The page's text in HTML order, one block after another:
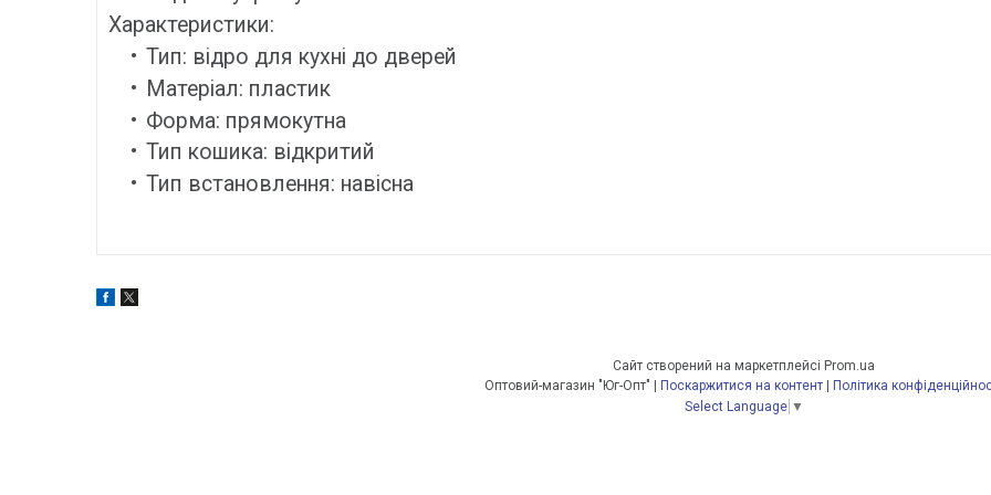
Характеристики:
Тип: відро для кухні до дверей
Матеріал: пластик
Форма: прямокутна
Тип кошика: відкритий
Тип встановлення: навісна
Сайт створений на маркетплейсі Prom.ua
Поскаржитися на контент
Політика
Select Language ▼